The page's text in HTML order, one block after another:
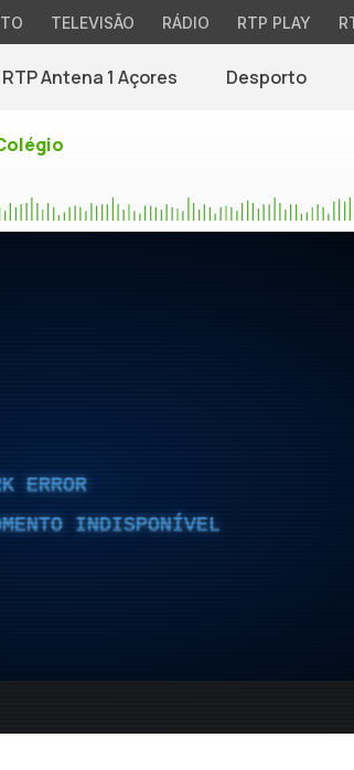
TELEVISÃO RÁDIO RTP PLAY
RTP Antena 1 Açores Desporto
ERROR
INDISPONÍVEL